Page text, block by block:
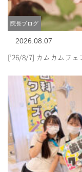
院長ブログ
2026.08.07
[’26/8/7] カムカムフ